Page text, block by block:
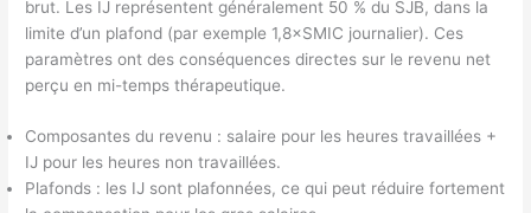
brut. Les IJ représentent généralement 50 % du SJB, dans la
limite d’un plafond (par exemple 1,8×SMIC journalier). Ces
paramètres ont des conséquences directes sur le revenu net
perçu en mi-temps thérapeutique.
Composantes du revenu : salaire pour les heures travaillées +
IJ pour les heures non travaillées.
Plafonds : les IJ sont plafonnées, ce qui peut réduire fortement